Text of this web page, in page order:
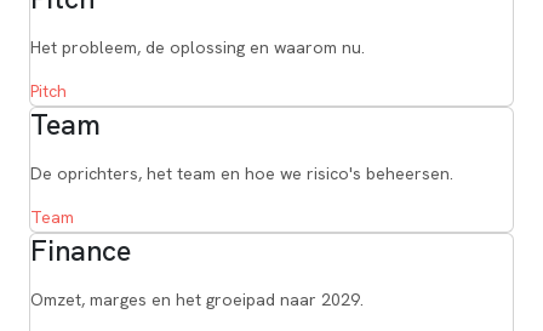
Het probleem, de oplossing en waarom nu.
Pitch
Team
De oprichters, het team en hoe we risico's beheersen.
Team
Finance
Omzet, marges en het groeipad naar 2029.